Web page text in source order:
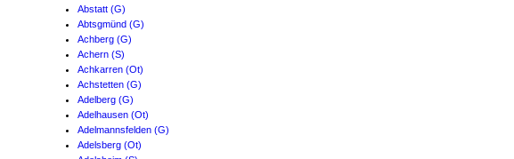
Abstatt (G)
Abtsgmünd (G)
Achberg (G)
Achern (S)
Achkarren (Ot)
Achstetten (G)
Adelberg (G)
Adelhausen (Ot)
Adelmannsfelden (G)
Adelsberg (Ot)